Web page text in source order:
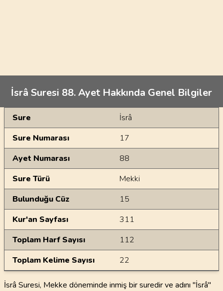
İsrâ Suresi 88. Ayet Hakkında Genel Bilgiler
Genel Bilgiler
Sure
İsrâ
Sure Numarası
17
Ayet Numarası
88
Sure Türü
Mekki
Bulunduğu Cüz
15
Kur'an Sayfası
311
Toplam Harf Sayısı
112
Toplam Kelime Sayısı
22
İsrâ Suresi, Mekke döneminde inmiş bir suredir ve adını "İsrâ"